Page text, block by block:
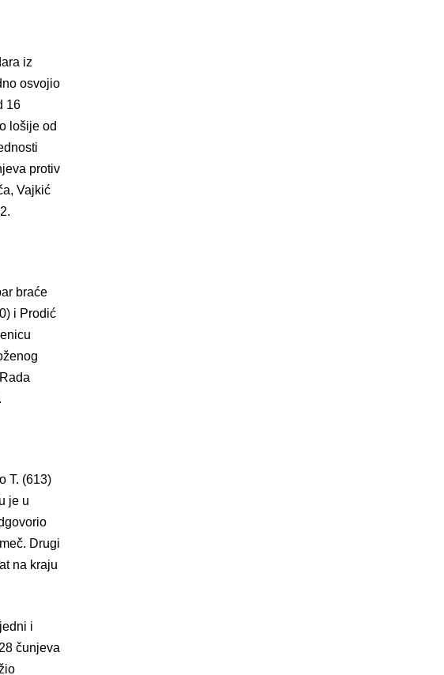
iz
osvojio
16
lošije od
protiv
Vajkić
braće
i Prodić
T. (613)
je u
Drugi
na kraju
i
čunjeva